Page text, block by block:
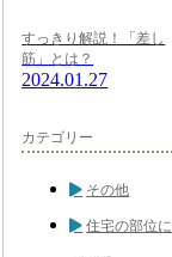
すっきり解説！「差し
筋」とは？
2024.01.27
カテゴリー
その他
住宅の部位に